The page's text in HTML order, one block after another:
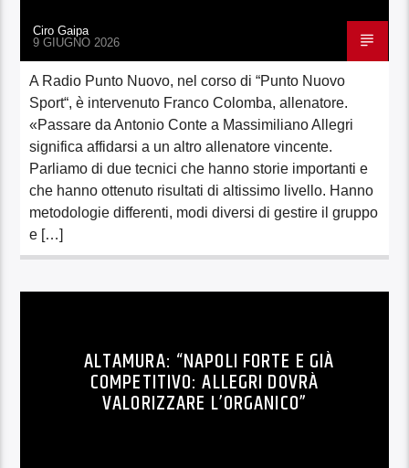
Ciro Gaipa
9 GIUGNO 2026
A Radio Punto Nuovo, nel corso di “Punto Nuovo
Sport“, è intervenuto Franco Colomba, allenatore.
«Passare da Antonio Conte a Massimiliano Allegri
significa affidarsi a un altro allenatore vincente.
Parliamo di due tecnici che hanno storie importanti e
che hanno ottenuto risultati di altissimo livello. Hanno
metodologie differenti, modi diversi di gestire il gruppo
e […]
ALTAMURA: “NAPOLI FORTE E GIÀ
COMPETITIVO: ALLEGRI DOVRÀ
VALORIZZARE L’ORGANICO”